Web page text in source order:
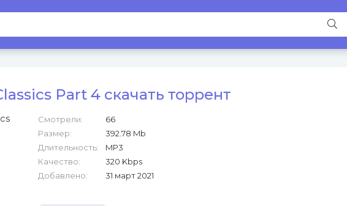
Part 4 скачать торрент
Смотрели:
66
Размер:
392.78 Mb
Длительность:
MP3
Качество:
320 Kbps
Добавлено:
31 март 2021